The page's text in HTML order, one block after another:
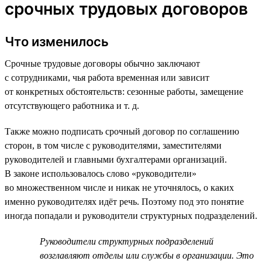
срочных трудовых договоров
Что изменилось
Срочные трудовые договоры обычно заключают
с сотрудниками, чья работа временная или зависит
от конкретных обстоятельств: сезонные работы, замещение
отсутствующего работника и т. д.
Также можно подписать срочный договор по соглашению
сторон, в том числе с руководителями, заместителями
руководителей и главными бухгалтерами организаций.
В законе использовалось слово «руководители»
во множественном числе и никак не уточнялось, о каких
именно руководителях идёт речь. Поэтому под это понятие
иногда попадали и руководители структурных подразделений.
Руководители структурных подразделений
возглавляют отделы или службы в организации. Это